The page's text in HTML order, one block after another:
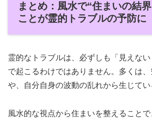
まとめ：風水で“住まいの結
ことが霊的トラブルの予防に
霊的なトラブルは、必ずしも「見えな
で起こるわけではありません。多くは、
や、自分自身の波動の乱れから生じてい
風水的な視点から住まいを整えること